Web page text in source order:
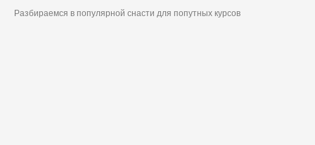
Разбираемся в популярной снасти для попутных курсов